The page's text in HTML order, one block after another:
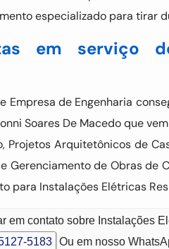
especializado para tirar
em serviço
Empresa de Engenharia
Soares De Macedo que
Projetos Arquitetônicos de
Gerenciamento de Obras
para Instalações Elétricas
em contato sobre Instalações
5183 Ou em nosso